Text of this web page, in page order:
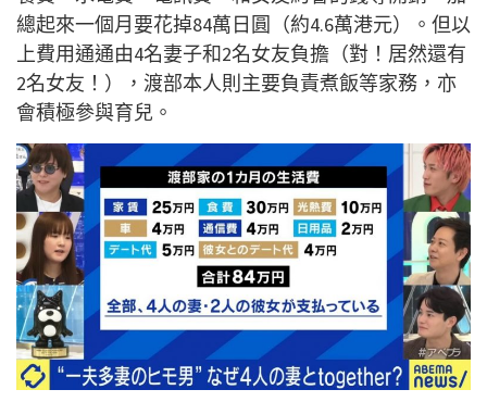
總起來一個月要花掉84萬日圓（約4.6萬港元）。但以
上費用通通由4名妻子和2名女友負擔（對！居然還有
2名女友！），渡部本人則主要負責煮飯等家務，亦
會積極參與育兒。